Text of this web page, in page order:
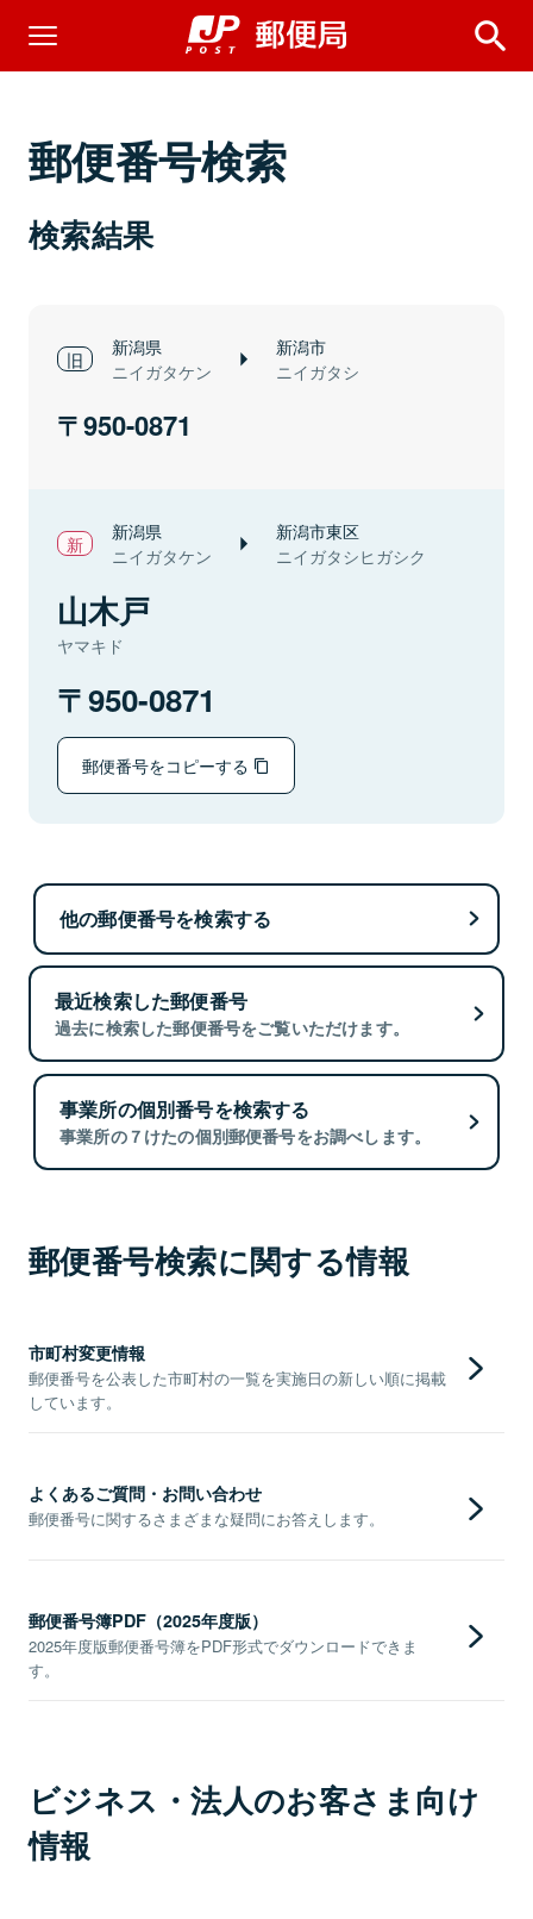
郵便番号検索
検索結果
新潟県
ニイガタケン
新潟市
ニイガタシ
950-0871
新潟県
ニイガタケン
新潟市東区
ニイガタシヒガシク
山木戸
ヤマキド
950-0871
郵便番号をコピーする
他の郵便番号を検索する
最近検索した郵便番号
過去に検索した郵便番号をご覧いただけます。
事業所の個別番号を検索する
事業所の７けたの個別郵便番号をお調べします。
郵便番号検索に関する情報
市町村変更情報
郵便番号を公表した市町村の一覧を実施日の新しい順に掲載
しています。
よくあるご質問・お問い合わせ
郵便番号に関するさまざまな疑問にお答えします。
郵便番号簿PDF（2025年度版）
2025年度版郵便番号簿をPDF形式でダウンロードできま
す。
ビジネス・法人のお客さま向け
情報